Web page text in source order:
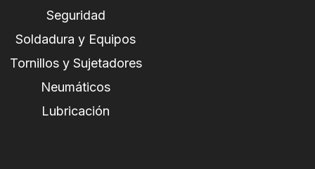
Seguridad
Soldadura y Equipos
Tornillos y Sujetadores
Neumáticos
Lubricación